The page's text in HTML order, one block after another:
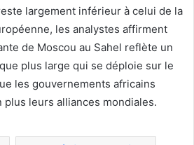
largement inférieur à celui de la
les analystes affirment
de Moscou au Sahel reflète un
plus large qui se déploie sur le
les gouvernements africains
leurs alliances mondiales.